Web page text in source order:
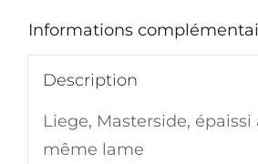
Informations
Description
Liege, Masterside, épaissi
même lame